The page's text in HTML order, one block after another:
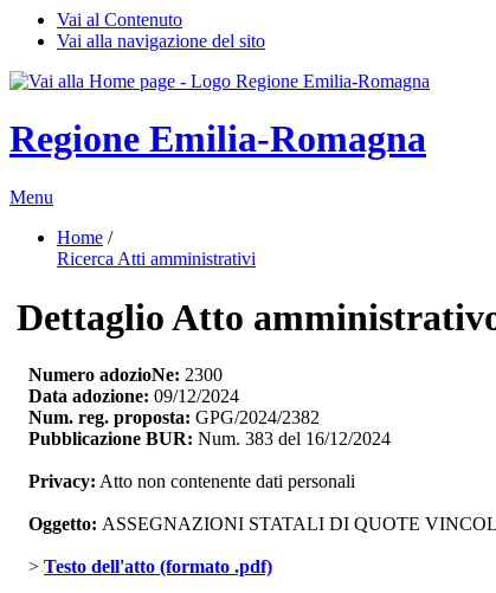
Vai al Contenuto
Vai alla navigazione del sito
Regione Emilia-Romagna
Menu
Home /
Ricerca Atti amministrativi
Dettaglio Atto
Numero adozioNe: 2300
Data adozione: 09/12/2024
Num. reg. proposta: GPG/2024/2382
Pubblicazione BUR: Num. 383 del 16/12/2024
Privacy: Atto non contenente dati personali
Oggetto: ASSEGNAZIONI STATALI DI QUOTE
> Testo dell'atto (formato .pdf)